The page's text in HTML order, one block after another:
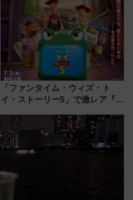
「ファンタイム・ウィズ・ト
イ・ストーリー5」で激レア『ロ
デコレーションも徹底解説